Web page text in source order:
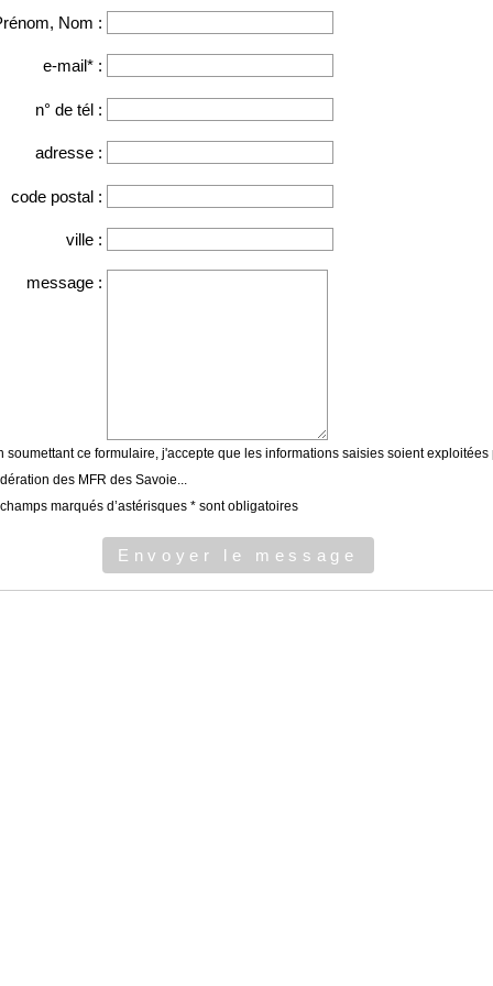
Nom :
e-mail* :
n° de tél :
adresse :
code postal :
ville :
message :
soumettant ce formulaire, j'accepte que les informations saisies soient exploitées
des MFR des Savoie...
marqués d’astérisques * sont obligatoires
Envoyer le message